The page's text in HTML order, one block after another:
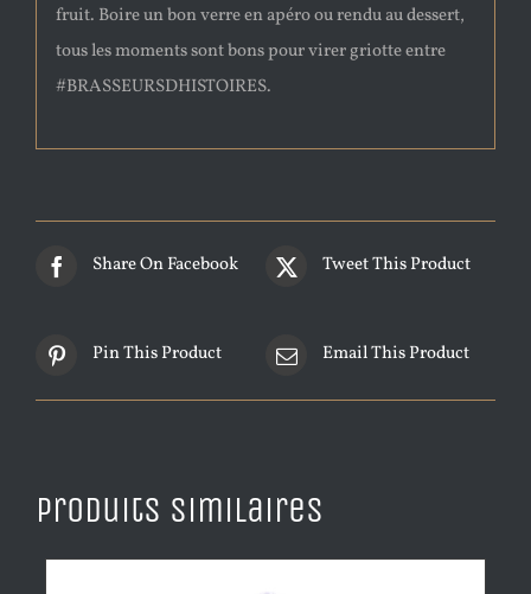
fruit. Boire un bon verre en apéro ou rendu au dessert,
tous les moments sont bons pour virer griotte entre
#BRASSEURSDHISTOIRES.
Share On Facebook Tweet This Product
Pin This Product Email This Product
Produits similaires